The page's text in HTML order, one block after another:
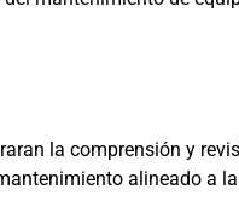
la comprensión y
alineado a